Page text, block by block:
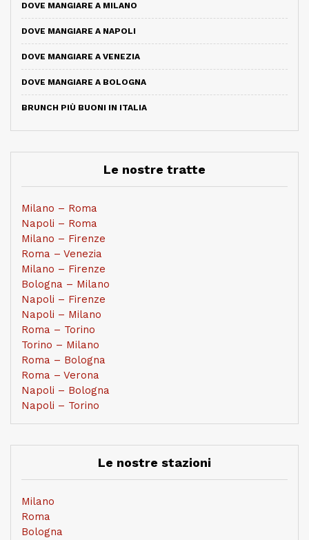
DOVE MANGIARE A MILANO
DOVE MANGIARE A NAPOLI
DOVE MANGIARE A VENEZIA
DOVE MANGIARE A BOLOGNA
BRUNCH PIÙ BUONI IN ITALIA
Le nostre tratte
Milano – Roma
Napoli – Roma
Milano – Firenze
Roma – Venezia
Milano – Firenze
Bologna – Milano
Napoli – Firenze
Napoli – Milano
Roma – Torino
Torino – Milano
Roma – Bologna
Roma – Verona
Napoli – Bologna
Napoli – Torino
Le nostre stazioni
Milano
Roma
Bologna